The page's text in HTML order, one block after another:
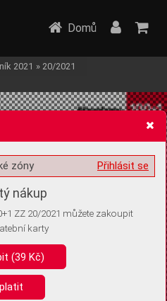
volitelných informací
ukládat žádné informace
ale požádali o souhlas s
Domů
2021 » 20/2021
Přihlásit se
zóny
nákup
ZZ 20/2021 můžete zakoupit
karty
(39 Kč)